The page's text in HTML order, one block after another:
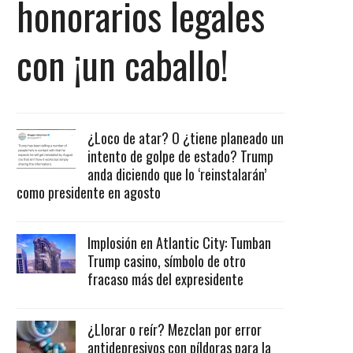
honorarios legales
con ¡un caballo!
¿Loco de atar? O ¿tiene planeado un
intento de golpe de estado? Trump
anda diciendo que lo ‘reinstalarán’
como presidente en agosto
Implosión en Atlantic City: Tumban
Trump casino, símbolo de otro
fracaso más del expresidente
¿Llorar o reír? Mezclan por error
antidepresivos con píldoras para la